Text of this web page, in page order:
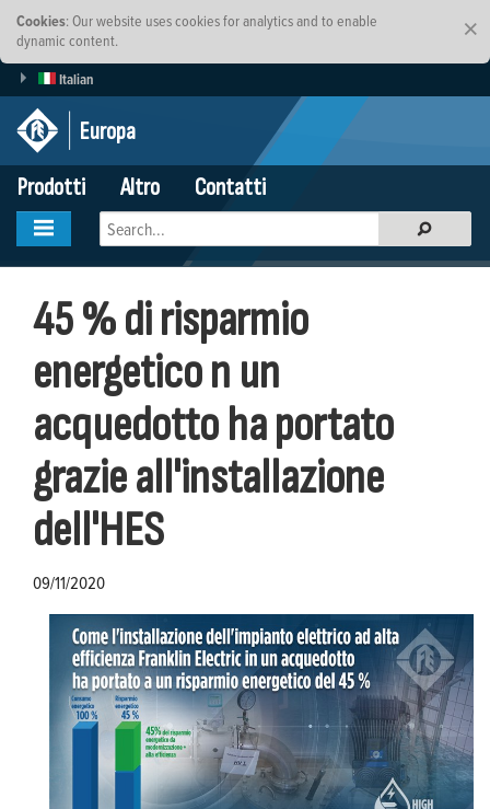
×
Cookies: Our website uses cookies for analytics and to enable
dynamic content.
Italian
Europa
Prodotti
Altro Contatti
45 % di risparmio
energetico n un
acquedotto ha portato
grazie all'installazione
dell'HES
09/11/2020